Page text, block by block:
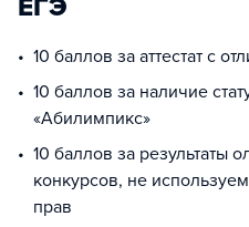
ЕГЭ
10 баллов за аттестат с
10 баллов за наличие
«Абилимпикс»
10 баллов за результаты
конкурсов, не
прав